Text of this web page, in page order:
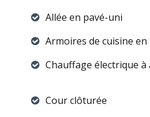
Allée en pavé-uni
Armoires de cuisine en
Chauffage électrique à
Cour clôturée